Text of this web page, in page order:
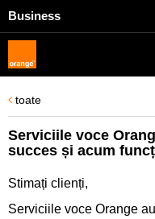
Business
toate
Serviciile voce
succes și acum
Stimați clienți,
Serviciile voce Orange